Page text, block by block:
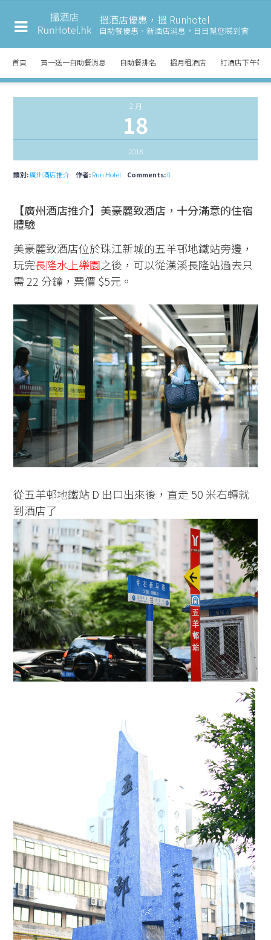
搵酒店優惠，搵 Runhotel
自助餐優惠、新酒店消息， 日日幫您睇到實
首頁 買一送一自助餐消息 自助餐排名 搵月租酒店 訂酒店下午茶
2 月
18
2018
類別:廣州酒店推介 作者:Run Hotel Comments:0
【廣州酒店推介】美豪麗致酒店，十分滿意的住宿
體驗
美豪麗致酒店位於珠江新城的五羊邨地鐵站旁邊，
玩完長隆水上樂園之後，可以從漢溪長隆站過去只
需 22 分鐘，票價 $5元。
從五羊邨地鐵站 D 出口出來後，直走 50 米右轉就
到酒店了